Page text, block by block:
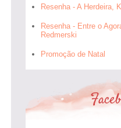
Resenha - A Herdeira,
Resenha - Entre o
Redmerski
Promoção de Natal